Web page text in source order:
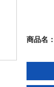
商品名：